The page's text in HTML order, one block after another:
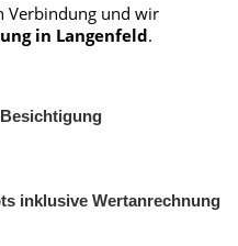
Verbindung und wir
in Langenfeld.
inklusive Wertanrechnung